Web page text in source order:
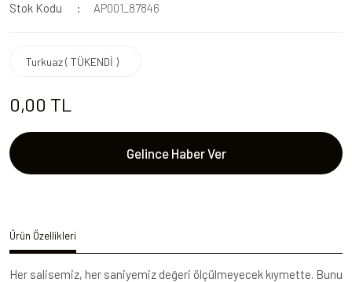
Stok Kodu
AP001_87846
0,00 TL
Gelince Haber Ver
Ürün Özellikleri
Her salisemiz, her saniyemiz değeri ölçülmeyecek kıymette. Bunu